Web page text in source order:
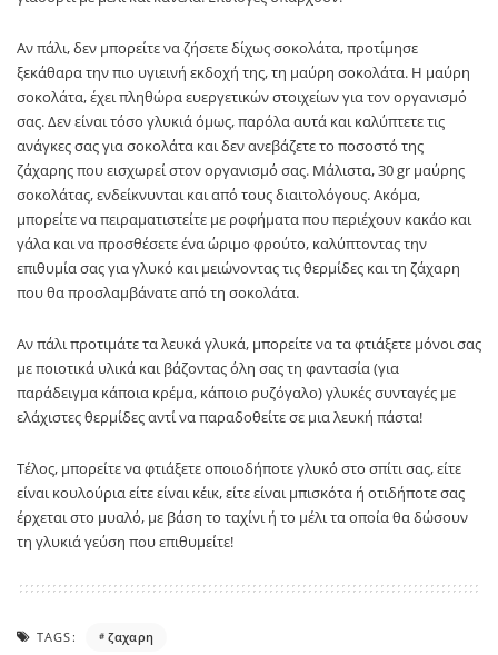
Αν πάλι, δεν μπορείτε να ζήσετε δίχως σοκολάτα, προτίμησε
ξεκάθαρα την πιο υγιεινή εκδοχή της, τη μαύρη σοκολάτα. Η μαύρη
σοκολάτα, έχει πληθώρα ευεργετικών στοιχείων για τον οργανισμό
σας. Δεν είναι τόσο γλυκιά όμως, παρόλα αυτά και καλύπτετε τις
ανάγκες σας για σοκολάτα και δεν ανεβάζετε το ποσοστό της
ζάχαρης που εισχωρεί στον οργανισμό σας. Μάλιστα, 30 gr μαύρης
σοκολάτας, ενδείκνυνται και από τους διαιτολόγους. Ακόμα,
μπορείτε να πειραματιστείτε με ροφήματα που περιέχουν κακάο και
γάλα και να προσθέσετε ένα ώριμο φρούτο, καλύπτοντας την
επιθυμία σας για γλυκό και μειώνοντας τις θερμίδες και τη ζάχαρη
που θα προσλαμβάνατε από τη σοκολάτα.
Αν πάλι προτιμάτε τα λευκά γλυκά, μπορείτε να τα φτιάξετε μόνοι σας
με ποιοτικά υλικά και βάζοντας όλη σας τη φαντασία (για
παράδειγμα κάποια κρέμα, κάποιο ρυζόγαλο) γλυκές συνταγές με
ελάχιστες θερμίδες αντί να παραδοθείτε σε μια λευκή πάστα!
Τέλος, μπορείτε να φτιάξετε οποιοδήποτε γλυκό στο σπίτι σας, είτε
είναι κουλούρια είτε είναι κέικ, είτε είναι μπισκότα ή οτιδήποτε σας
έρχεται στο μυαλό, με βάση το ταχίνι ή το μέλι τα οποία θα δώσουν
τη γλυκιά γεύση που επιθυμείτε!
TAGS: ζαχαρη